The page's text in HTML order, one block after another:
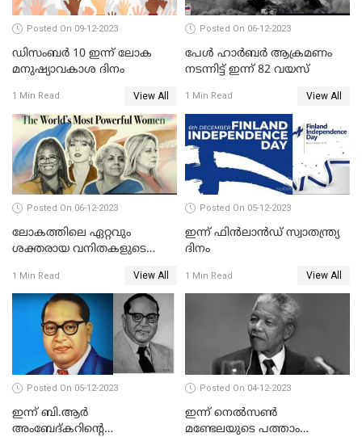
Posted On 09-12-2023
ഡിസംബർ 10 ഇന്ന് ലോക
മനുഷ്യാവകാശ ദിനം
1 Min Read View All
Posted On 06-12-2023
പേള്‍ ഹാര്‍ബര്‍ ആക്രമണം
നടന്നിട്ട് ഇന്ന്‌ 82 വയസ്
1 Min Read View All
Posted On 06-12-2023
ലോകത്തിലെ ഏറ്റവും
ശക്തരായ വനിതകളുടെ
സീതാരാമനടക്കം നാല്
ഇന്ത്യക്കാര്‍
1 Min Read View All
Posted On 05-12-2023
ഇന്ന് ഫിന്‍ലാന്‍ഡ് സ്വാതന്ത്ര്യ
ദിനം
1 Min Read View All
Posted On 05-12-2023
ഇന്ന് ബി.ആര്‍
അംബേദ്കറിന്റെ
Posted On 04-12-2023
ഇന്ന് നെല്‍സണ്‍
മണ്ടേലയുടെ പത്താം